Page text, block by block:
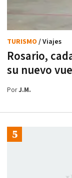
Rosario,
su nuevo
TURISMO / Viajes
PorJ.M.